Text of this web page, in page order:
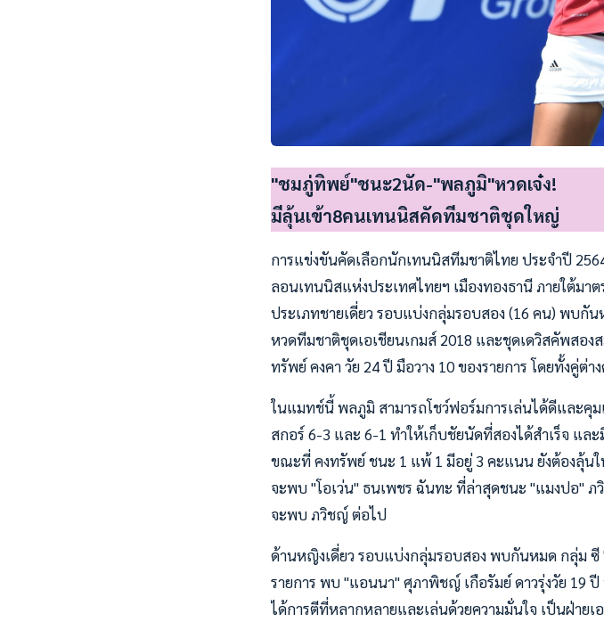
"ชมภู่ทิพย์"ชนะ2นัด-"พลภูมิ"หวดเจ๋ง!
มีลุ้นเข้า8คนเทนนิสคัดทีมชาติชุดใหญ่
การแข่งขันคัดเลือกนักเทนนิสทีมชาติไทย ประจำปี
ลอนเทนนิสแห่งประเทศไทยฯ เมืองทองธานี ภายใต้มา
ประเภทชายเดี่ยว รอบแบ่งกลุ่มรอบสอง (16 คน) พบ
หวดทีมชาติชุดเอเชียนเกมส์ 2018 และชุดเดวิสคัพสอง
ทรัพย์ คงคา วัย 24 ปี มือวาง 10 ของรายการ โดยทั้งคู่
ในแมทช์นี้ พลภูมิ สามารถโชว์ฟอร์มการเล่นได้ดีและคุ
สกอร์ 6-3 และ 6-1 ทำให้เก็บชัยนัดที่สองได้สำเร็จ แ
ขณะที่ คงทรัพย์ ชนะ 1 แพ้ 1 มีอยู่ 3 คะแนน ยังต้องลุ้
จะพบ "โอเว่น" ธนเพชร ฉันทะ ที่ล่าสุดชนะ "แมงปอ"
จะพบ ภวิชญ์ ต่อไป
ด้านหญิงเดี่ยว รอบแบ่งกลุ่มรอบสอง พบกันหมด กลุ่ม ซี
รายการ พบ "แอนนา" ศุภาพิชญ์ เกือรัมย์ ดาวรุ่งวัย 19
ได้การตีที่หลากหลายและเล่นด้วยความมั่นใจ เป็นฝ่าย